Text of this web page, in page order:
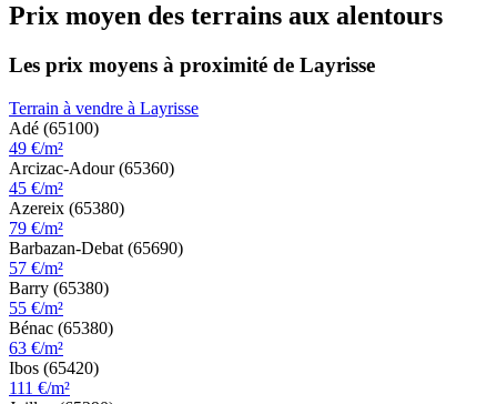
Prix moyen des terrains aux alentours
Les prix moyens à proximité de Layrisse
Terrain à vendre à Layrisse
Adé (65100)
49 €/m²
Arcizac-Adour (65360)
45 €/m²
Azereix (65380)
79 €/m²
Barbazan-Debat (65690)
57 €/m²
Barry (65380)
55 €/m²
Bénac (65380)
63 €/m²
Ibos (65420)
111 €/m²